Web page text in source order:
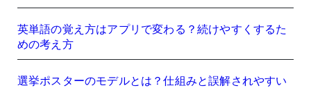
英単語の覚え方はアプリで変わる？続けやすくするた
めの考え方
選挙ポスターのモデルとは？仕組みと誤解されやすい